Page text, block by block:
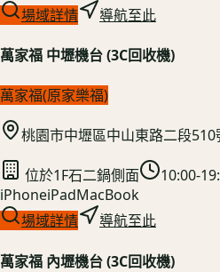
場域詳情
導航至此
萬家福 中壢機台 (3C回收機)
萬家福(原家樂福)
桃園市中壢區中山東路二段510
位於1F石二鍋側面
10:00-
iPhoneiPadMacBook
場域詳情
導航至此
萬家福 內壢機台 (3C回收機)